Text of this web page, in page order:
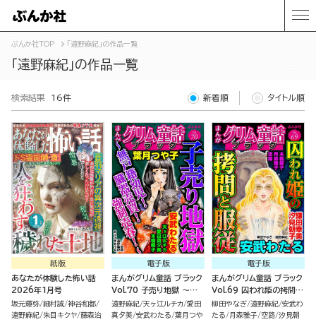
ぶんか社TOP 「遠野麻紀」の作品一覧
「遠野麻紀」の作品一覧
検索結果 16件 新着順 タイトル順
紙版
あなたが体験した怖い話
2026年1月号
坂元輝弥 細村誠 神谷和都
遠野麻紀 朱目キクヤ 藤森治
電子版
まんがグリム童話 ブラック
Vol.70 子売り地獄 ～無
戸籍幼児！ 臓器売買！ 強
制売春！～
遠野麻紀 天ヶ江ルチカ 愛田
真夕美 安武わたる 葉月つや
電子版
まんがグリム童話 ブラック
Vol.69 囚われ姫の拷問と
服従
柳田やなぎ 遠野麻紀 安武わ
たる
月森雅子 空路 汐見朝